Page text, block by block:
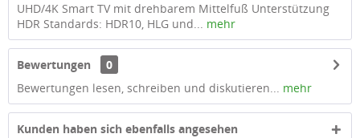
UHD/4K Smart TV mit drehbarem Mittelfuß Unterstützung
HDR Standards: HDR10, HLG und... mehr
Bewertungen
0
Bewertungen lesen, schreiben und diskutieren... mehr
Kunden haben sich ebenfalls angesehen